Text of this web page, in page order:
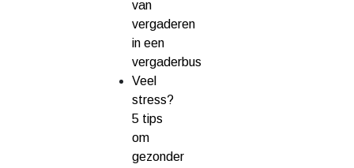
van
vergaderen
in een
vergaderbus
Veel
stress?
5 tips
om
gezonder